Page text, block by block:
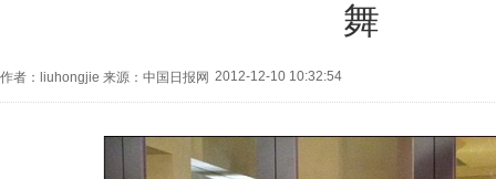
舞
作者：liuhongjie 来源：中国日报网 2012-12-10 10:32:54